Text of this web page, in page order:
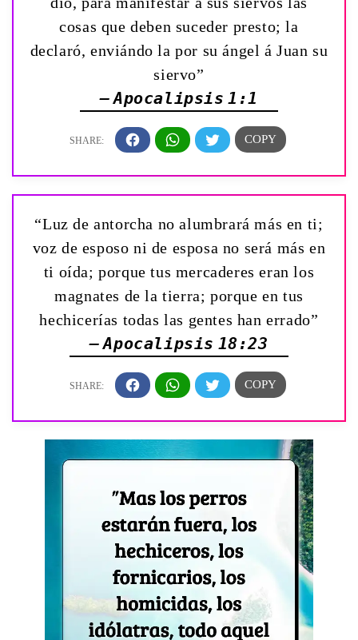
cosas que deben suceder presto; la
declaró, enviándo la por su ángel á Juan su
siervo”
— Apocalipsis 1:1
“Luz de antorcha no alumbrará más en ti;
voz de esposo ni de esposa no será más en
ti oída; porque tus mercaderes eran los
magnates de la tierra; porque en tus
hechicerías todas las gentes han errado”
— Apocalipsis 18:23